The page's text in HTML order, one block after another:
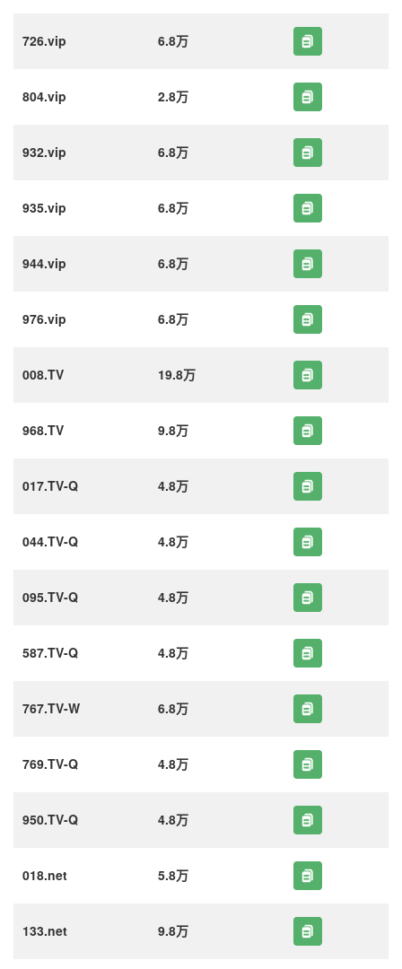
726.vip 6.8万
804.vip 2.8万
932.vip 6.8万
935.vip 6.8万
944.vip 6.8万
976.vip 6.8万
008.TV 19.8万
968.TV 9.8万
017.TV-Q 4.8万
044.TV-Q 4.8万
095.TV-Q 4.8万
587.TV-Q 4.8万
767.TV-W 6.8万
769.TV-Q 4.8万
950.TV-Q 4.8万
018.net 5.8万
133.net 9.8万